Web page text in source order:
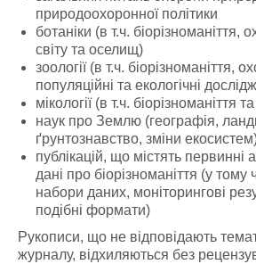
природоохоронної політики
ботаніки (в т.ч. біорізноманіття,
світу та оселищ)
зоології (в т.ч. біорізноманіття,
популяційні та екологічні
мікології (в т.ч. біорізноманіття
наук про Землю (географія,
ґрунтознавство, зміни
публікацій, що містять первинні
дані про біорізноманіття (у тому
набори даних, моніторингові
подібні формати)
Рукописи, що не відповідають
журналу, відхиляються без